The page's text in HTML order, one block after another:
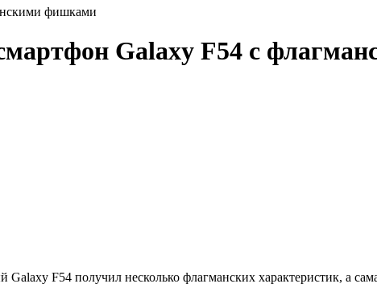
фишками
Galaxy F54 с
F54 получил несколько флагманских характеристик, а